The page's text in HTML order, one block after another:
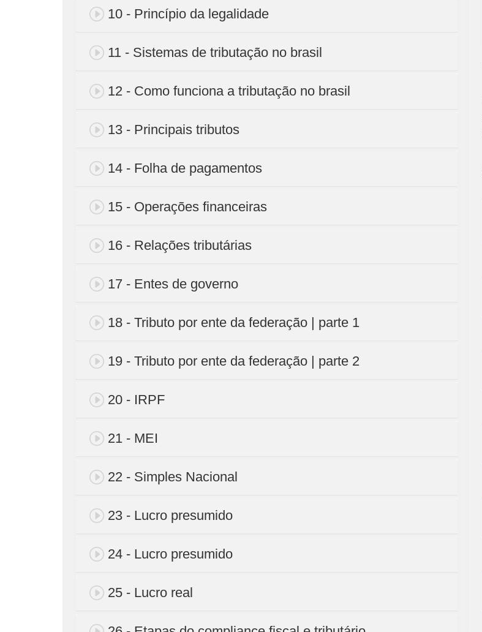
10 - Princípio da legalidade
11 - Sistemas de tributação no brasil
12 - Como funciona a tributação no brasil
13 - Principais tributos
14 - Folha de pagamentos
15 - Operações financeiras
16 - Relações tributárias
17 - Entes de governo
18 - Tributo por ente da federação | parte 1
19 - Tributo por ente da federação | parte 2
20 - IRPF
21 - MEI
22 - Simples Nacional
23 - Lucro presumido
24 - Lucro presumido
25 - Lucro real